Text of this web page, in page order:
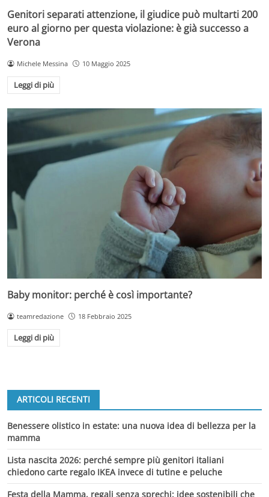
Genitori separati attenzione, il giudice può multarti 200
euro al giorno per questa violazione: è già successo a
Verona
Michele Messina 10 Maggio 2025
Leggi di più
Baby monitor: perché è così importante?
teamredazione 18 Febbraio 2025
Leggi di più
ARTICOLI RECENTI
Benessere olistico in estate: una nuova idea di bellezza per la
mamma
Lista nascita 2026: perché sempre più genitori italiani
chiedono carte regalo IKEA invece di tutine e peluche
Festa della Mamma, regali senza sprechi: idee sostenibili che